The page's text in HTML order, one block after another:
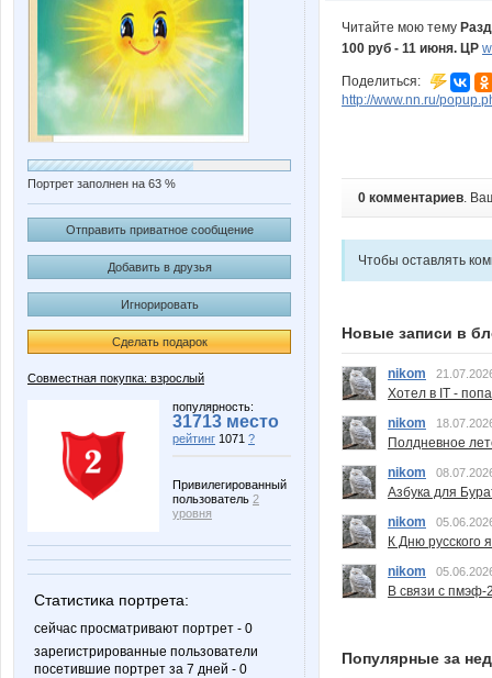
Портрет заполнен на 63 %
Отправить приватное сообщение
Добавить в друзья
Игнорировать
Сделать подарок
Совместная покупка: взрослый
популярность:
31713 место
рейтинг 1071 ?
Привилегированный
пользователь 2
уровня
Статистика портрета:
сейчас просматривают портрет - 0
зарегистрированные пользователи
посетившие портрет за 7 дней - 0
Читайте мою тему
100 руб - 11 июня. ЦР
Поделиться:
http://www.nn.ru/
0 комментариев.
Чтобы оставлять
Новые записи в
nikom
Хотел в IT -
nikom
Полдневное
nikom
Азбука для
nikom
К Дню русского
nikom
В связи с пмэф-
Популярные за